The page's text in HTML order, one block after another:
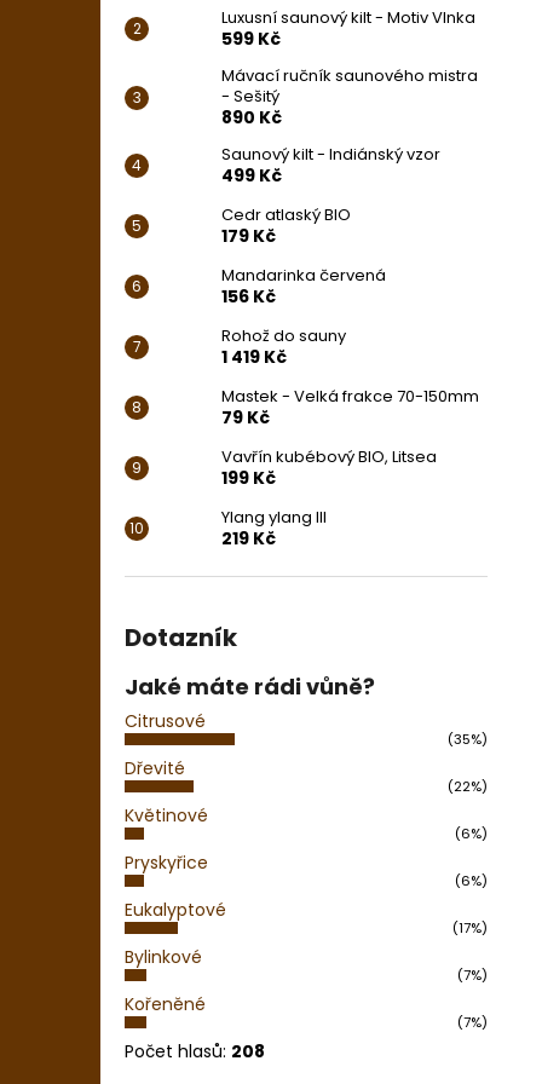
Luxusní saunový kilt - Motiv Vlnka
599 Kč
Mávací ručník saunového mistra
- Sešitý
890 Kč
Saunový kilt - Indiánský vzor
499 Kč
Cedr atlaský BIO
179 Kč
Mandarinka červená
156 Kč
Rohož do sauny
1 419 Kč
Mastek - Velká frakce 70-150mm
79 Kč
Vavřín kubébový BIO, Litsea
199 Kč
Ylang ylang III
219 Kč
Dotazník
Jaké máte rádi vůně?
Citrusové
(35%)
Dřevité
(22%)
Květinové
(6%)
Pryskyřice
(6%)
Eukalyptové
(17%)
Bylinkové
(7%)
Kořeněné
(7%)
Počet hlasů: 208